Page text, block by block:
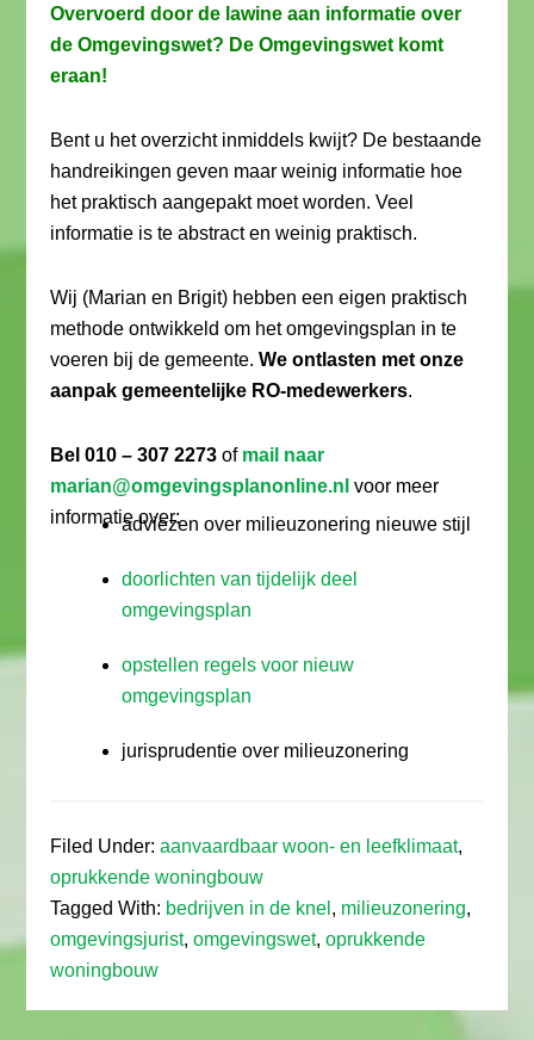
Overvoerd door de lawine aan informatie over
de Omgevingswet? De Omgevingswet komt
eraan!
Bent u het overzicht inmiddels kwijt? De bestaande
handreikingen geven maar weinig informatie hoe
het praktisch aangepakt moet worden. Veel
informatie is te abstract en weinig praktisch.
Wij (Marian en Brigit) hebben een eigen praktisch
methode ontwikkeld om het omgevingsplan in te
voeren bij de gemeente.We ontlasten met onze
aanpak gemeentelijke RO-medewerkers.
Bel 010 – 307 2273 of mail naar
marian@omgevingsplanonline.nl voor meer
informatie over:adviezen over milieuzonering nieuwe stijl
doorlichten van tijdelijk deel
omgevingsplan
opstellen regels voor nieuw
omgevingsplan
jurisprudentie over milieuzonering
Filed Under:aanvaardbaar woon- en leefklimaat,
oprukkende woningbouw
Tagged With: bedrijven in de knel , milieuzonering,
omgevingsjurist,omgevingswet,oprukkende
woningbouw